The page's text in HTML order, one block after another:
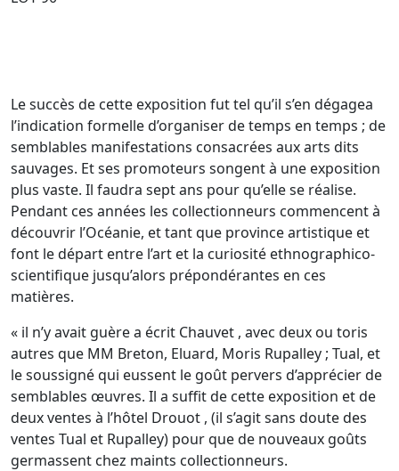
Le succès de cette exposition fut tel qu’il s’en dégagea
l’indication formelle d’organiser de temps en temps ; de
semblables manifestations consacrées aux arts dits
sauvages. Et ses promoteurs songent à une exposition
plus vaste. Il faudra sept ans pour qu’elle se réalise.
Pendant ces années les collectionneurs commencent à
découvrir l’Océanie, et tant que province artistique et
font le départ entre l’art et la curiosité ethnographico-
scientifique jusqu’alors prépondérantes en ces
matières.
« il n’y avait guère a écrit Chauvet , avec deux ou toris
autres que MM Breton, Eluard, Moris Rupalley ; Tual, et
le soussigné qui eussent le goût pervers d’apprécier de
semblables œuvres. Il a suffit de cette exposition et de
deux ventes à l’hôtel Drouot , (il s’agit sans doute des
ventes Tual et Rupalley) pour que de nouveaux goûts
germassent chez maints collectionneurs.